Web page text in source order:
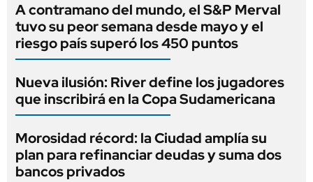
A contramano del mundo, el S&P Merval
tuvo su peor semana desde mayo y el
riesgo país superó los 450 puntos
Nueva ilusión: River define los jugadores
que inscribirá en la Copa Sudamericana
Morosidad récord: la Ciudad amplía su
plan para refinanciar deudas y suma dos
bancos privados